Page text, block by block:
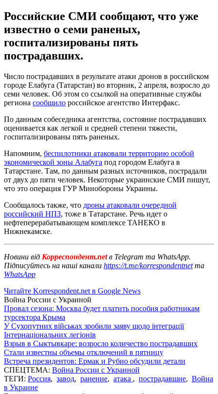
Российские СМИ сообщают, что уже
известно о семи раненых,
госпитализированы пять
пострадавших.
Число пострадавших в результате атаки дронов в российском
городе Елабуга (Татарстан) во вторник, 2 апреля, возросло до
семи человек. Об этом со ссылкой на оперативные службы
региона сообщило российское агентство Интерфакс.
По данным собеседника агентства, состояние пострадавших
оценивается как легкой и средней степени тяжести,
госпитализированы пять раненых.
Напомним, беспилотники атаковали территорию особой
экономической зоны Алабуга под городом Елабуга в
Татарстане. Там, по данным разных источников, пострадали
от двух до пяти человек. Некоторые украинские СМИ пишут,
что это операция ГУР Минобороны Украины.
Сообщалось также, что дроны атаковали очередной
российский НПЗ, тоже в Татарстане. Речь идет о
нефтеперерабатывающем комплексе ТАНЕКО в
Нижнекамске.
Новини від Корреспондент.netв Telegram та WhatsApp.
Підписуйтесь на наші канали https://t.me/korrespondentnetта
WhatsApp
Читайте Korrespondent.net в Google News
Война России с Украиной
Провал сезона: Москва будет платить пособия работникам
турсектора Крыма
У Сухопутних військах зробили заяву щодо інтеграції
Інтернаціональних легіонів
Взрыв в Сыктывкаре: возросло количество пострадавших
Стали известны объемы отключений в пятницу
Встреча президентов: Ермак и Рубио обсудили детали
СПЕЦТЕМА: Война России с Украиной
ТЕГИ: Россия, завод, ранение, атака , пострадавшие, Война
в Украине